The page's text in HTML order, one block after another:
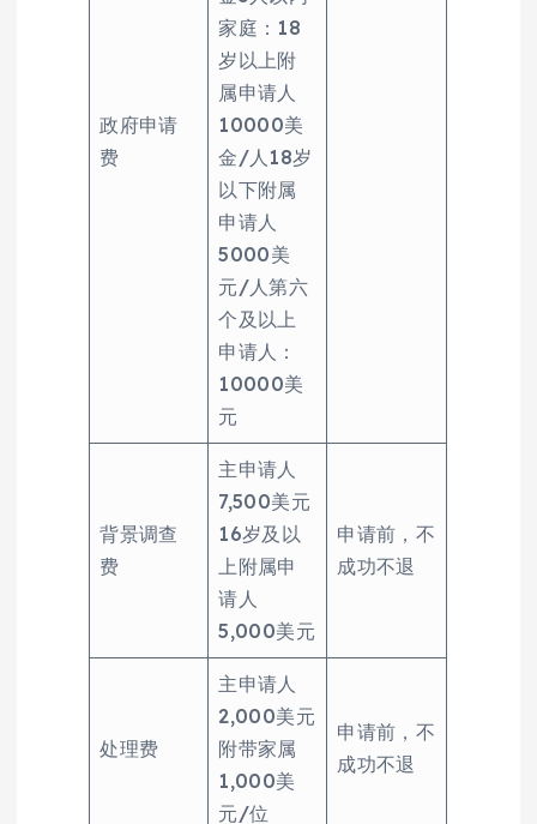
政府申请
费
家庭：18
岁以上附
属申请人
10000美
金/人18岁
以下附属
申请人
5000美
元/人第六
个及以上
申请人：
10000美
元
背景调查
费
主申请人
7,500美元
16岁及以
上附属申
请人
5,000美元
申请前，不
成功不退
处理费
主申请人
2,000美元
附带家属
1,000美
元/位
申请前，不
成功不退